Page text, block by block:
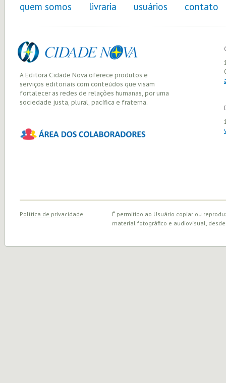
quem somos livraria usuários contato
A Editora Cidade Nova oferece produtos e
serviços editoriais com conteúdos que visam
fortalecer as redes de relações humanas, por uma
sociedade justa, plural, pacífica e fraterna.
Política de privacidade
É permitido ao Usuário copiar ou
material fotográfico e audiovisual,